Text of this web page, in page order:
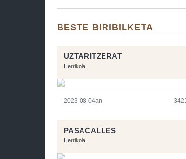
BESTE BIRIBILKETA
UZTARITZERAT
Herrikoia
2023-08-04an 3421
PASACALLES
Herrikoia